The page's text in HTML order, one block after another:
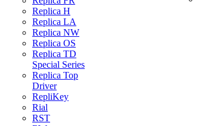
Replica H
Replica LA
Replica NW
Replica OS
Replica TD
Special Series
Replica Top
Driver
RepliKey
Rial
RST